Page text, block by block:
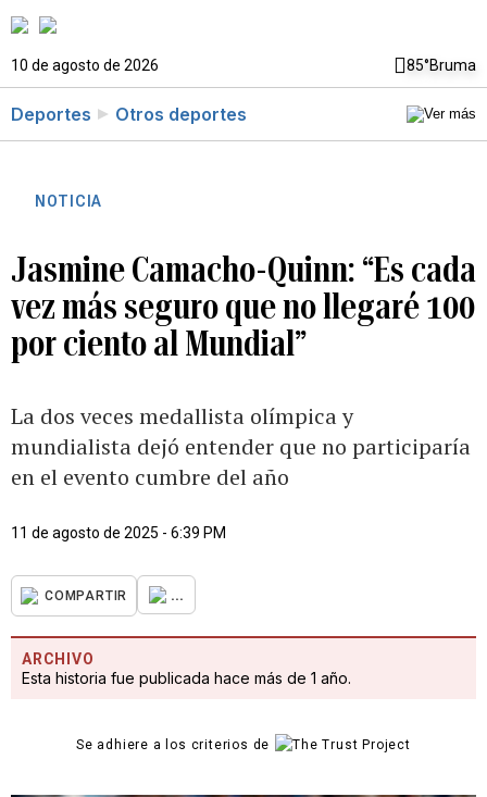
10 de agosto de 2026 85°Bruma
Deportes Otros deportes
NOTICIA
Jasmine Camacho-Quinn: “Es cada
vez más seguro que no llegaré 100
por ciento al Mundial”
La dos veces medallista olímpica y
mundialista dejó entender que no participaría
en el evento cumbre del año
11 de agosto de 2025 - 6:39 PM
COMPARTIR ...
ARCHIVO
Esta historia fue publicada hace más de 1 año.
Se adhiere a los criterios de